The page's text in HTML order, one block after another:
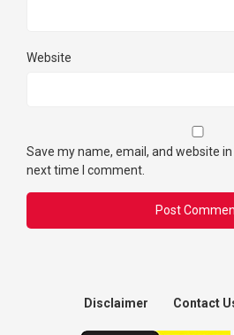
Website
Save my name, email, and website
next time I comment.
Disclaimer Contact